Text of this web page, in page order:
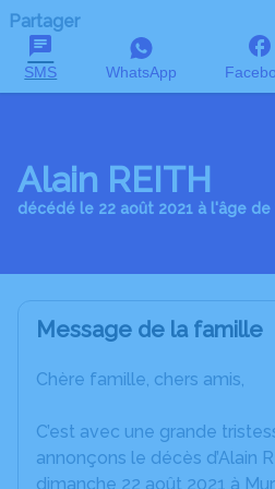
Partager
SMS WhatsApp
Alain REITH
décédé le 22 août 2021 à l'âge de
Message de la famille
Chère famille, chers amis,
C’est avec une grande
annonçons le décès d’Alain
dimanche 22 août 2021 à